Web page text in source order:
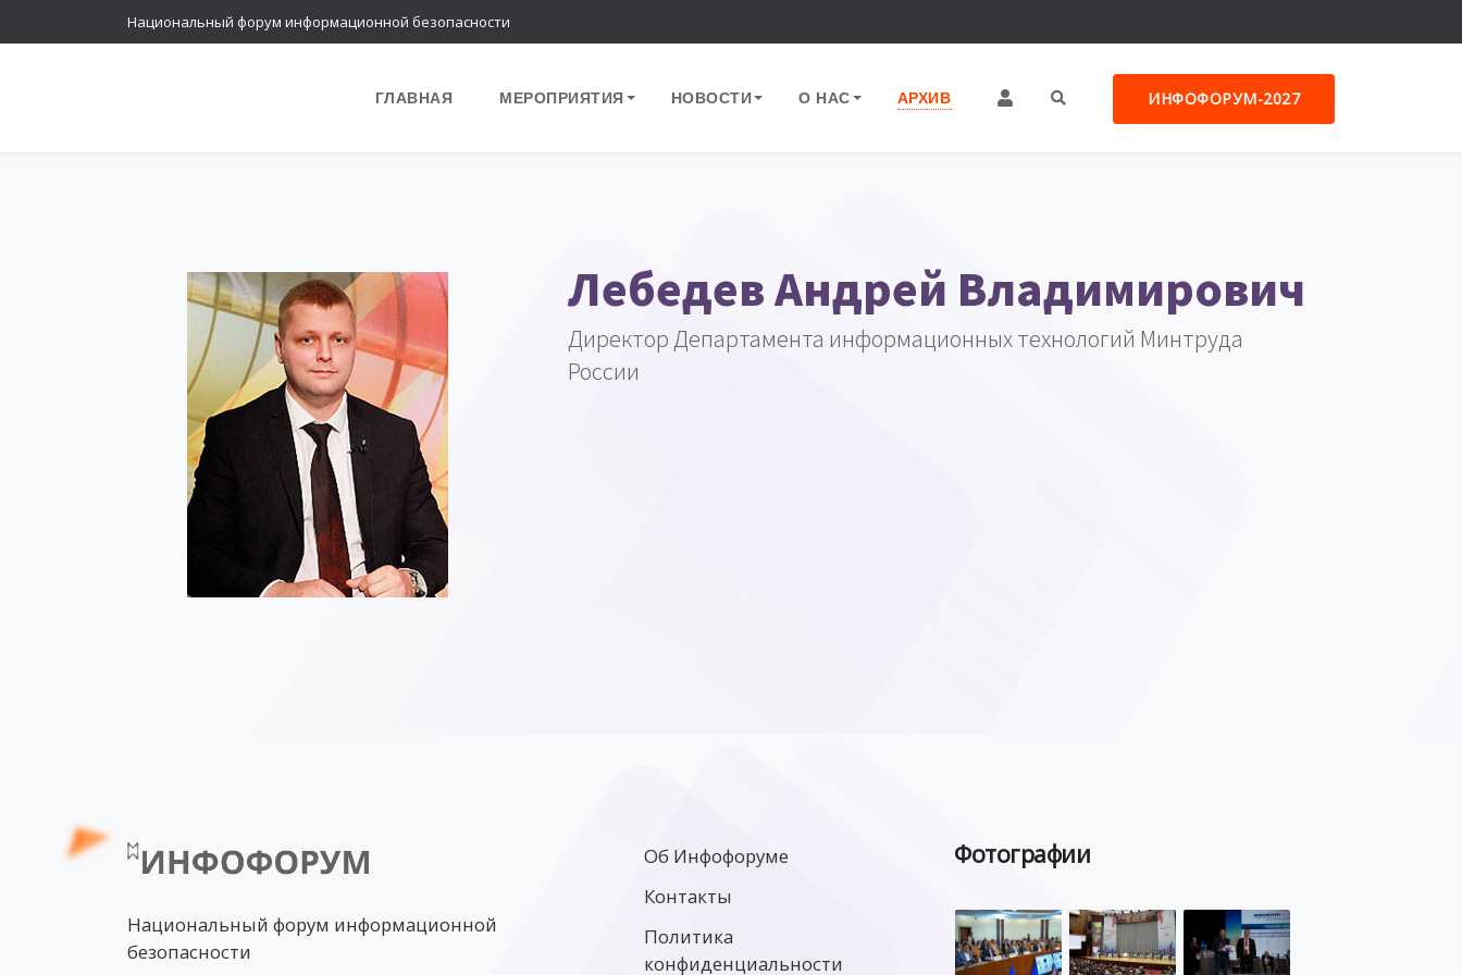
Национальный форум информационной безопасности
ГЛАВНАЯ МЕРОПРИЯТИЯ НОВОСТИ О НАС АРХИВ ИНФОФОРУМ-2027
Лебедев Андрей Владимирович
Директор Департамента информационных технологий Минтруда
России
Национальный форум информационной
безопасности
Об Инфофоруме
Контакты
Политика
конфиденциальности
Фотографии